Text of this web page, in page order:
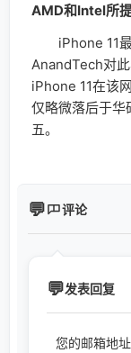
AMD和Intel所
iPhone 11最
AnandTech对
iPhone 11在该
仅略微落后于华
五。
评论
发表回复
您的邮箱地